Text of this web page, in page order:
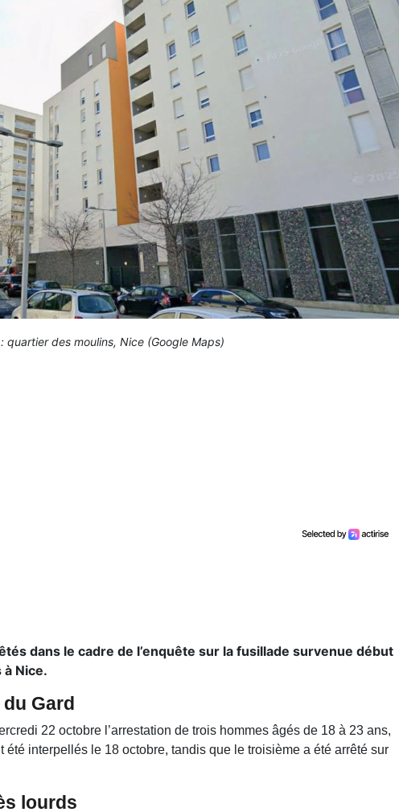
quartier des moulins, Nice (Google Maps)
dans le cadre de l’enquête sur la fusillade survenue début
Nice.
Gard
22 octobre l’arrestation de trois hommes âgés de 18 à 23 ans,
été interpellés le 18 octobre, tandis que le troisième a été arrêté sur
lourds